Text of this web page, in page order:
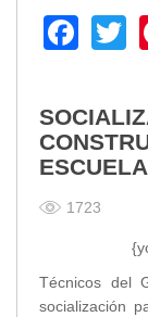
1723
Técnicos del
socialización